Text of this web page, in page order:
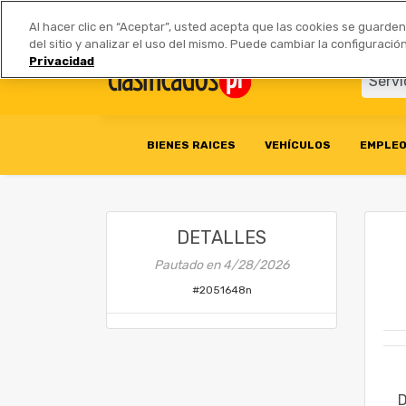
Anúnciate | Tarifas Socios
BIENES RAICES VEHÍCULOS
DETALLES
Pautado en4/28/2026
#2051648n
Al hacer clic en “Aceptar”, usted acepta que las cookies se
del sitio y analizar el uso del mismo. Puede cambiar la
Privacidad